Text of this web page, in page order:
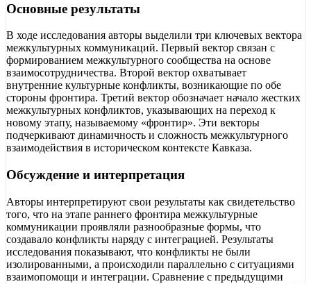
Основные результаты
В ходе исследования авторы выделили три ключевых вектора
межкультурных коммуникаций. Первый вектор связан с
формированием межкультурного сообщества на основе
взаимосотрудничества. Второй вектор охватывает
внутренние культурные конфликты, возникающие по обе
стороны фронтира. Третий вектор обозначает начало жестких
межкультурных конфликтов, указывающих на переход к
новому этапу, называемому «фронтир». Эти векторы
подчеркивают динамичность и сложность межкультурного
взаимодействия в историческом контексте Кавказа.
Обсуждение и интерпретация
Авторы интерпретируют свои результаты как свидетельство
того, что на этапе раннего фронтира межкультурные
коммуникации проявляли разнообразные формы, что
создавало конфликты наряду с интеграцией. Результаты
исследования показывают, что конфликты не были
изолированными, а происходили параллельно с ситуациями
взаимопомощи и интеграции. Сравнение с предыдущими